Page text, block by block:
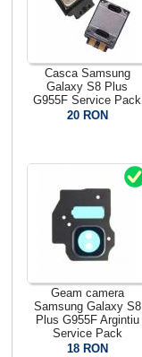
Casca Samsung
Galaxy S8 Plus
G955F Service Pack
20 RON
Geam camera
Samsung Galaxy S8
Plus G955F Argintiu
Service Pack
18 RON